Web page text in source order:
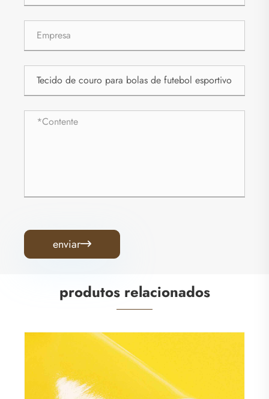
enviar
produtos relacionados